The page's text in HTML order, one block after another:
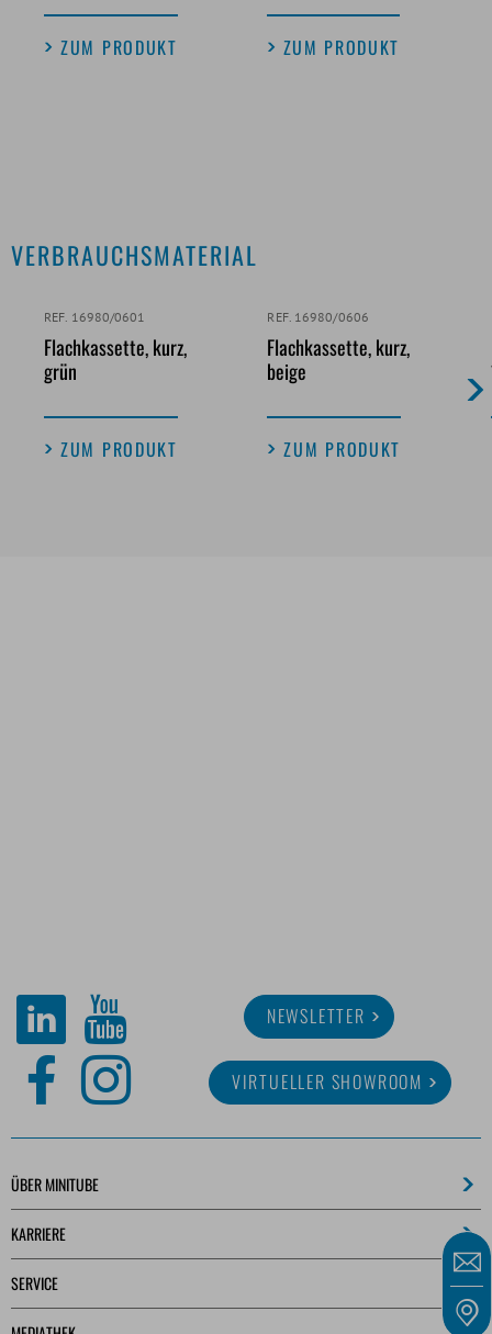
ZUM PRODUKT ZUM PRODUKT
VERBRAUCHSMATERIAL
REF. 16980/0601
Flachkassette, kurz,
grün
ZUM PRODUKT
REF. 16980/0606
Flachkassette, kurz,
beige
ZUM PRODUKT
NEWSLETTER
VIRTUELLER SHOWROOM
ÜBER MINITUBE
KARRIERE
SERVICE